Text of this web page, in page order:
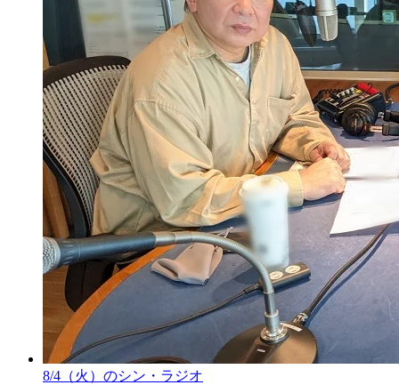
8/4（火）のシン・ラジオ